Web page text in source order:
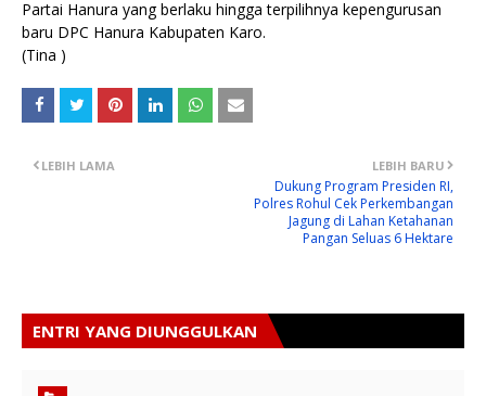
Partai Hanura yang berlaku hingga terpilihnya kepengurusan
baru DPC Hanura Kabupaten Karo.
(Tina )
LEBIH BARU
Dukung Program Presiden RI,
Polres Rohul Cek Perkembangan
Jagung di Lahan Ketahanan
Pangan Seluas 6 Hektare
LEBIH LAMA
ENTRI YANG DIUNGGULKAN